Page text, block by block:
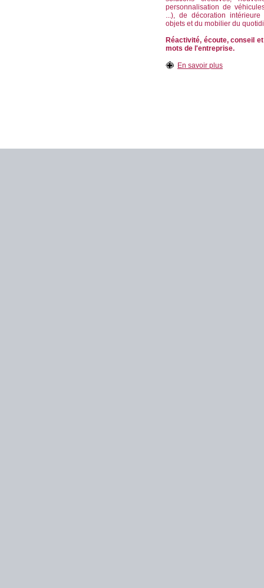
personnalisation de
...), de décoration
objets et du mobilier du
Réactivité, écoute, conseil
mots de l'entreprise.
En savoir plus